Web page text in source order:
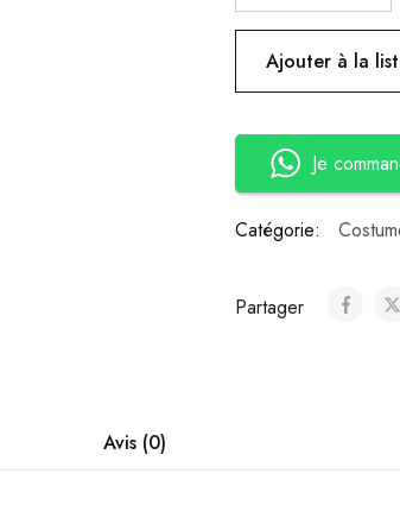
Ajouter à la
Je
Catégorie:
Partager
Avis (0)